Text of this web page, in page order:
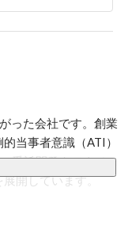
った会社です。創業
当事者意識（ATI）
受託開発やテクノロ
展開しています。